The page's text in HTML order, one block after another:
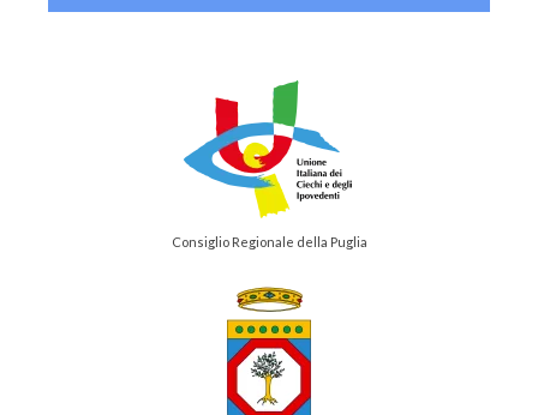
Consiglio Regionale della Puglia